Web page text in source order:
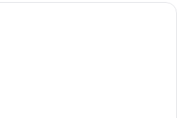
Een hotelkamer met een groot bed,